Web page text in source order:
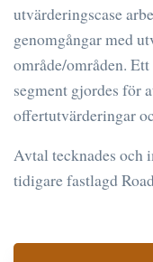
utvärderingscase
genomgångar med
område/områden.
segment gjordes för
offertutvärderingar
Avtal tecknades och
tidigare fastlagd